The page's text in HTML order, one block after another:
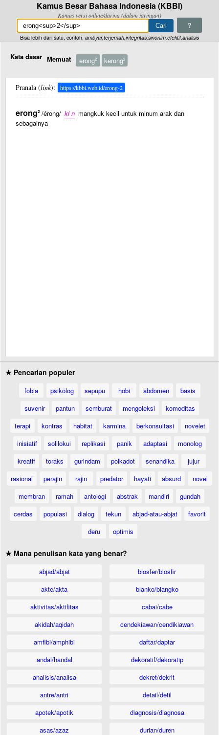
Kamus Besar Bahasa Indonesia (KBBI)
Kamus versi online/daring (dalam jaringan)
?
Bisa lebih dari satu, contoh: ambyar,terjemah,integritas,sinonim,efektif,analisis
Kata dasar Memuat erong2 kerong2
Pranala (link): https://kbbi.web.id/erong-2
erong2 /érong/ kl n mangkuk kecil untuk minum arak dan
sebagainya
★ Pencarian populer
fobia psikolog sepupu hobi abdomen
basis
suvenir
pantun semburat mengoleksi
komoditas
terapi
kontras habitat karmina berkonsultasi
novelet
inisiatif
solilokui replikasi panik adaptasi
monolog
kreatif
toraks gurindam polkadot senandika
jujur
rasional
perajin rajin predator hayati absurd
novel
membran
ramah antologi abstrak mandiri
gundah
cerdas
populasi dialog tekun abjad-atau-abjat
favorit
deru
optimis
★ Mana penulisan kata yang benar?
abjad/abjat
akte/akta
aktivitas/aktifitas
akidah/aqidah
amfibi/amphibi
andal/handal
analisis/analisa
antre/antri
apotek/apotik
asas/azaz
biosfer/biosfir
blanko/blangko
cabai/cabe
cendekiawan/cendikiawan
daftar/daptar
dekoratif/dekoratip
dekret/dekrit
detail/detil
diagnosis/diagnosa
durian/duren